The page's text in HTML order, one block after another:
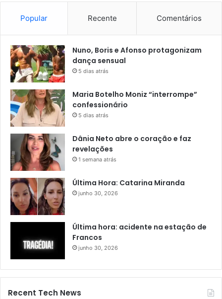
Popular Recente Comentários
Nuno, Boris e Afonso protagonizam
dança sensual
5 dias atrás
Maria Botelho Moniz “interrompe”
confessionário
5 dias atrás
Dânia Neto abre o coração e faz
revelações
1 semana atrás
Última Hora: Catarina Miranda
junho 30, 2026
Última hora: acidente na estação de
Francos
junho 30, 2026
Recent Tech News